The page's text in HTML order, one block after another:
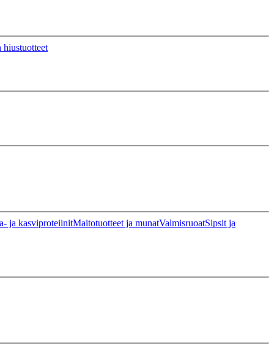
hiustuotteet
ja kasviproteiinitMaitotuotteet ja munatValmisruoatSipsit ja